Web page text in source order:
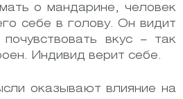
о мандарине, человек
себе в голову. Он видит
вкус – так
Индивид верит себе.
оказывают влияние на